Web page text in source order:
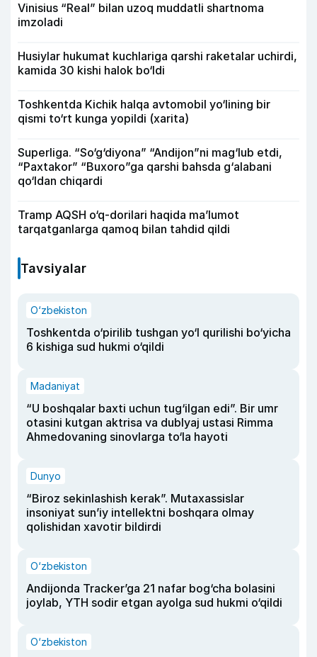
Vinisius “Real” bilan uzoq muddatli shartnoma
imzoladi
Husiylar hukumat kuchlariga qarshi raketalar uchirdi,
kamida 30 kishi halok bo‘ldi
Toshkentda Kichik halqa avtomobil yo‘lining bir
qismi to‘rt kunga yopildi (xarita)
Superliga. “So‘g‘diyona” “Andijon”ni mag‘lub etdi,
“Paxtakor” “Buxoro”ga qarshi bahsda g‘alabani
qo‘ldan chiqardi
Tramp AQSH o‘q-dorilari haqida ma’lumot
tarqatganlarga qamoq bilan tahdid qildi
Tavsiyalar
O‘zbekiston
Toshkentda o‘pirilib tushgan yo‘l qurilishi bo‘yicha
6 kishiga sud hukmi o‘qildi
Madaniyat
“U boshqalar baxti uchun tug‘ilgan edi”. Bir umr
otasini kutgan aktrisa va dublyaj ustasi Rimma
Ahmedovaning sinovlarga to‘la hayoti
Dunyo
“Biroz sekinlashish kerak”. Mutaxassislar
insoniyat sun’iy intellektni boshqara olmay
qolishidan xavotir bildirdi
O‘zbekiston
Andijonda Tracker’ga 21 nafar bog‘cha bolasini
joylab, YTH sodir etgan ayolga sud hukmi o‘qildi
O‘zbekiston